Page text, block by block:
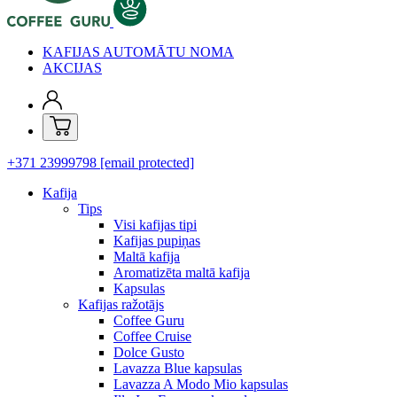
KAFIJAS AUTOMĀTU NOMA
AKCIJAS
+371 23999798 [email protected]
Kafija
Tips
Visi kafijas tipi
Kafijas pupiņas
Maltā kafija
Aromatizēta maltā kafija
Kapsulas
Kafijas ražotājs
Coffee Guru
Coffee Cruise
Dolce Gusto
Lavazza Blue kapsulas
Lavazza A Modo Mio kapsulas